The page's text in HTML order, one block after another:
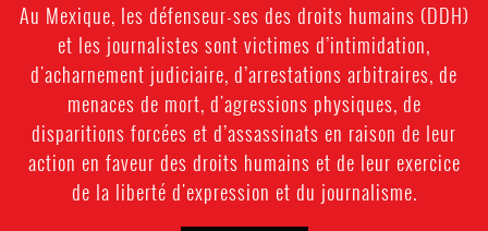
Au Mexique, les défenseur-ses des droits humains (DDH)
et les journalistes sont victimes d’intimidation,
d'acharnement judiciaire, d’arrestations arbitraires, de
menaces de mort, d'agressions physiques, de
disparitions forcées et d’assassinats en raison de leur
action en faveur des droits humains et de leur exercice
de la liberté d'expression et du journalisme.